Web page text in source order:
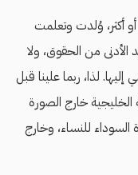
أكثر، وُلدت وتعلمت
من الحقوق، ولا
إليها. لذا، ربما علينا قبل
خارج الصورة
السوداء للنساء، وخارج